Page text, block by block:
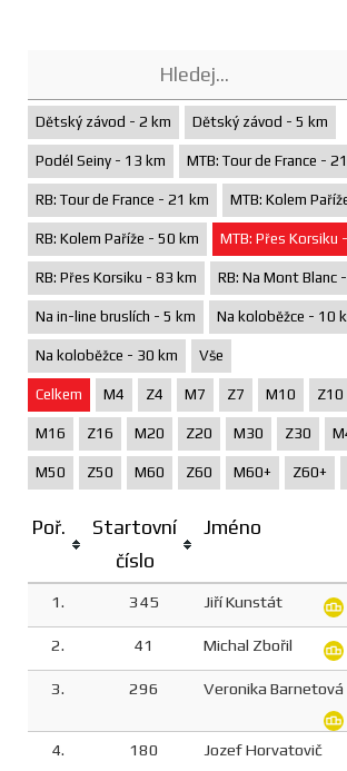
Dětský závod - 2 km Dětský závod - 5 km
Podél Seiny - 13 km MTB: Tour de France -
RB: Tour de France - 21 km MTB: Kolem
RB: Kolem Paříže - 50 km MTB: Přes Korsiku
RB: Přes Korsiku - 83 km RB: Na Mont Blanc
Na in-line bruslích - 5 km Na koloběžce - 10
Na koloběžce - 30 km Vše
Celkem M4 Z4 M7 Z7 M10 Z10
M16 Z16 M20 Z20 M30 Z30
M50 Z50 M60 Z60 M60+ Z60+
Poř.
Startovní
číslo
Jméno
1. 345 Jiří Kunstát
2. 41 Michal Zbořil
3. 296 Veronika Barnetová
4. 180 Jozef Horvatovič